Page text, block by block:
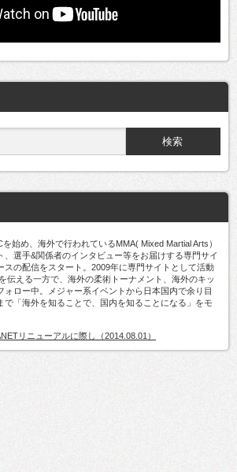
始め、海外で行われているMMA( Mixed Martial Arts）
、選手&関係者のインタビュー等をお届けする専門サイ
スの配信をスタート。2009年に専門サイトとして活動
伝える一方で、海外の柔術トーナメント、海外のキッ
ォロー中。メジャー系イベントから日本国内で余り目
で「海外を知ることで、国内を知ることになる」をモ
リニューアルに際し（2014.08.01）